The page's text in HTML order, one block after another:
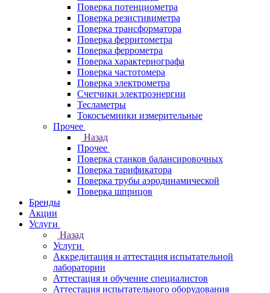
Поверка потенциометра
Поверка резистивиметра
Поверка трансформатора
Поверка ферритометра
Поверка феррометра
Поверка характериографа
Поверка частотомера
Поверка электрометра
Счетчики электроэнергии
Тесламетры
Токосъемники измерительные
Прочее
Назад
Прочее
Поверка станков балансировочных
Поверка тарификатора
Поверка трубы аэродинамической
Поверка шприцов
Бренды
Акции
Услуги
Назад
Услуги
Аккредитация и аттестация испытательной
лаборатории
Аттестация и обучение специалистов
Аттестация испытательного оборудования